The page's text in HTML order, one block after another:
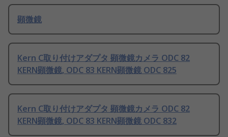
顕微鏡
Kern C取り付けアダプタ 顕微鏡カメラ ODC 82
KERN顕微鏡, ODC 83 KERN顕微鏡 ODC 825
Kern C取り付けアダプタ 顕微鏡カメラ ODC 82
KERN顕微鏡, ODC 83 KERN顕微鏡 ODC 832